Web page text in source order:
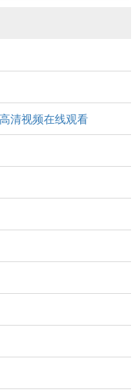
清视频在线观看